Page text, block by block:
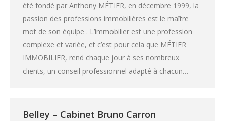
été fondé par Anthony MÉTIER, en décembre 1999, la
passion des professions immobilières est le maître
mot de son équipe . L’immobilier est une profession
complexe et variée, et c’est pour cela que MÉTIER
IMMOBILIER, rend chaque jour à ses nombreux
clients, un conseil professionnel adapté à chacun…
Belley – Cabinet Bruno Carron